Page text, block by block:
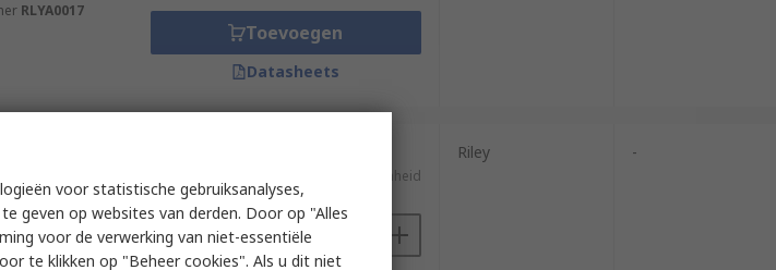
RLYA0017
Toevoegen
Datasheets
EVO ECO Safety
Protection, Anti-
Polycarbonate
€ 9,11/eenheid
Aantal
Riley -
voor statistische gebruiksanalyses,
geven op websites van derden. Door op "Alles
voor de verwerking van niet-essentiële
te klikken op "Beheer cookies". Als u dit niet